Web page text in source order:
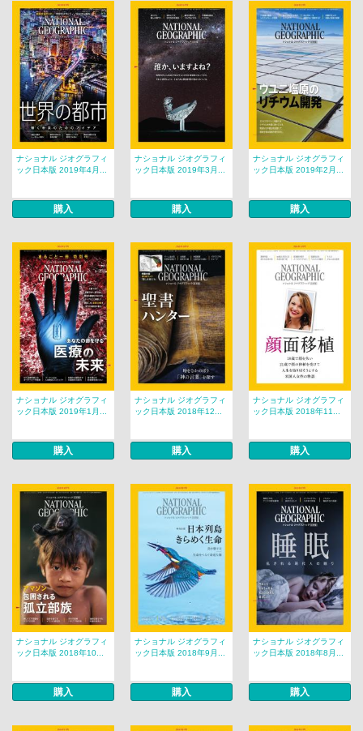
ナショナル ジオグラフィ
ック日本版 2019年4月...
購入
ナショナル ジオグラフィ
ック日本版 2019年3月...
購入
ナショナル ジオグラフィ
ック日本版 2019年2月...
購入
ナショナル ジオグラフィ
ック日本版 2019年1月...
購入
ナショナル ジオグラフィ
ック日本版 2018年12...
購入
ナショナル ジオグラフィ
ック日本版 2018年11...
購入
ナショナル ジオグラフィ
ック日本版 2018年10...
購入
ナショナル ジオグラフィ
ック日本版 2018年9月...
購入
ナショナル ジオグラフィ
ック日本版 2018年8月...
購入